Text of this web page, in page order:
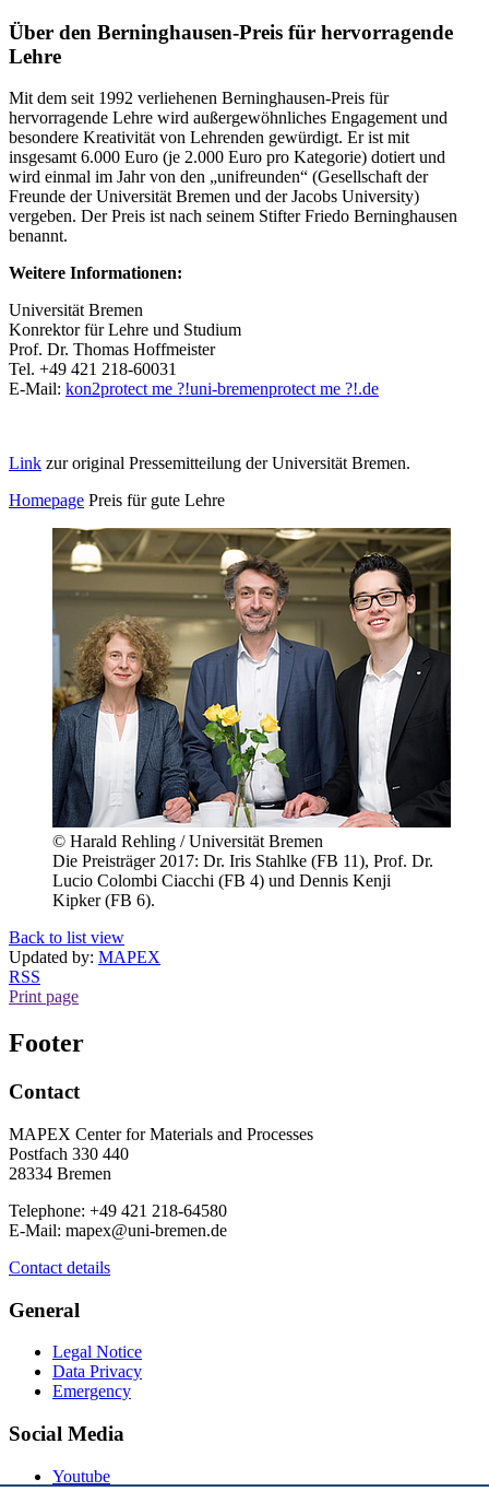
Über den Berninghausen-Preis für hervorragende
Lehre
Mit dem seit 1992 verliehenen Berninghausen-Preis für
hervorragende Lehre wird außergewöhnliches Engagement und
besondere Kreativität von Lehrenden gewürdigt. Er ist mit
insgesamt 6.000 Euro (je 2.000 Euro pro Kategorie) dotiert und
wird einmal im Jahr von den „unifreunden“ (Gesellschaft der
Freunde der Universität Bremen und der Jacobs University)
vergeben. Der Preis ist nach seinem Stifter Friedo Berninghausen
benannt.
Weitere Informationen:
Universität Bremen
Konrektor für Lehre und Studium
Prof. Dr. Thomas Hoffmeister
Tel. +49 421 218-60031
E-Mail: kon2protect me ?!uni-bremenprotect me ?!.de
Link zur original Pressemitteilung der Universität Bremen.
Homepage Preis für gute Lehre
© Harald Rehling / Universität Bremen
Die Preisträger 2017: Dr. Iris Stahlke (FB 11), Prof. Dr.
Lucio Colombi Ciacchi (FB 4) und Dennis Kenji
Kipker (FB 6).
Back to list view
Updated by: MAPEX
RSS
Print page
Footer
Contact
MAPEX Center for Materials and Processes
Postfach 330 440
28334 Bremen
Telephone: +49 421 218-64580
E-Mail: mapex@uni-bremen.de
Contact details
General
Legal Notice
Data Privacy
Emergency
Social Media
Youtube